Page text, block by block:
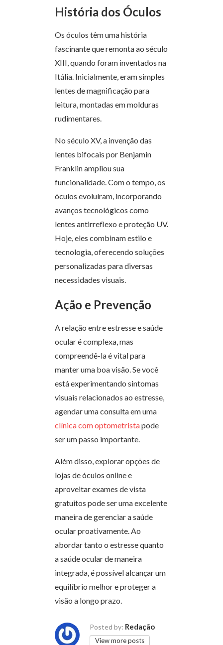
História dos Óculos
Os óculos têm uma história
fascinante que remonta ao século
XIII, quando foram inventados na
Itália. Inicialmente, eram simples
lentes de magnificação para
leitura, montadas em molduras
rudimentares.
No século XV, a invenção das
lentes bifocais por Benjamin
Franklin ampliou sua
funcionalidade. Com o tempo, os
óculos evoluíram, incorporando
avanços tecnológicos como
lentes antirreflexo e proteção UV.
Hoje, eles combinam estilo e
tecnologia, oferecendo soluções
personalizadas para diversas
necessidades visuais.
Ação e Prevenção
A relação entre estresse e saúde
ocular é complexa, mas
compreendê-la é vital para
manter uma boa visão. Se você
está experimentando sintomas
visuais relacionados ao estresse,
agendar uma consulta em uma
clínica com optometristapode
ser um passo importante.
Além disso, explorar opções de
lojas de óculos online e
aproveitar exames de vista
gratuitos pode ser uma excelente
maneira de gerenciar a saúde
ocular proativamente. Ao
abordar tanto o estresse quanto
a saúde ocular de maneira
integrada, é possível alcançar um
equilíbrio melhor e proteger a
visão a longo prazo.
Posted by: Redação
View more posts